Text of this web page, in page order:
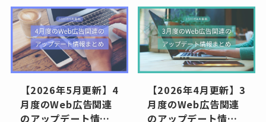
【2026年5月更新】4
月度のWeb広告関連
のアップデート情報
【2026年4月更新】3
月度のWeb広告関連
のアップデート情報